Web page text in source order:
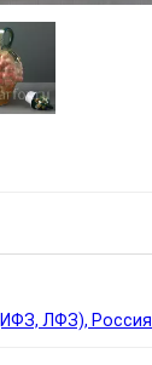
ЛФЗ), Россия